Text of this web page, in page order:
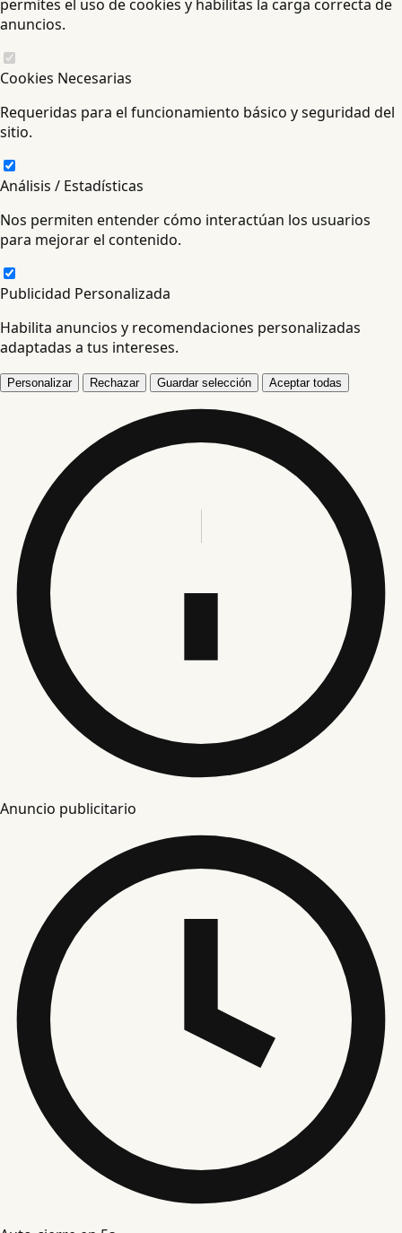
permites el uso de cookies y habilitas la carga correcta de
anuncios.
Cookies Necesarias
Requeridas para el funcionamiento básico y seguridad del
sitio.
Análisis / Estadísticas
Nos permiten entender cómo interactúan los usuarios
para mejorar el contenido.
Publicidad Personalizada
Habilita anuncios y recomendaciones personalizadas
adaptadas a tus intereses.
Personalizar Rechazar Guardar selección Aceptar todas
Anuncio publicitario